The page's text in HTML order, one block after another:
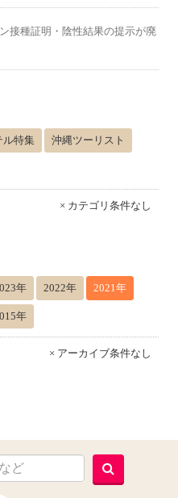
接種証明・陰性結果の提示が廃
ル特集 沖縄ツーリスト
× カテゴリ条件なし
年 2022年 2021年
年
× アーカイブ条件なし